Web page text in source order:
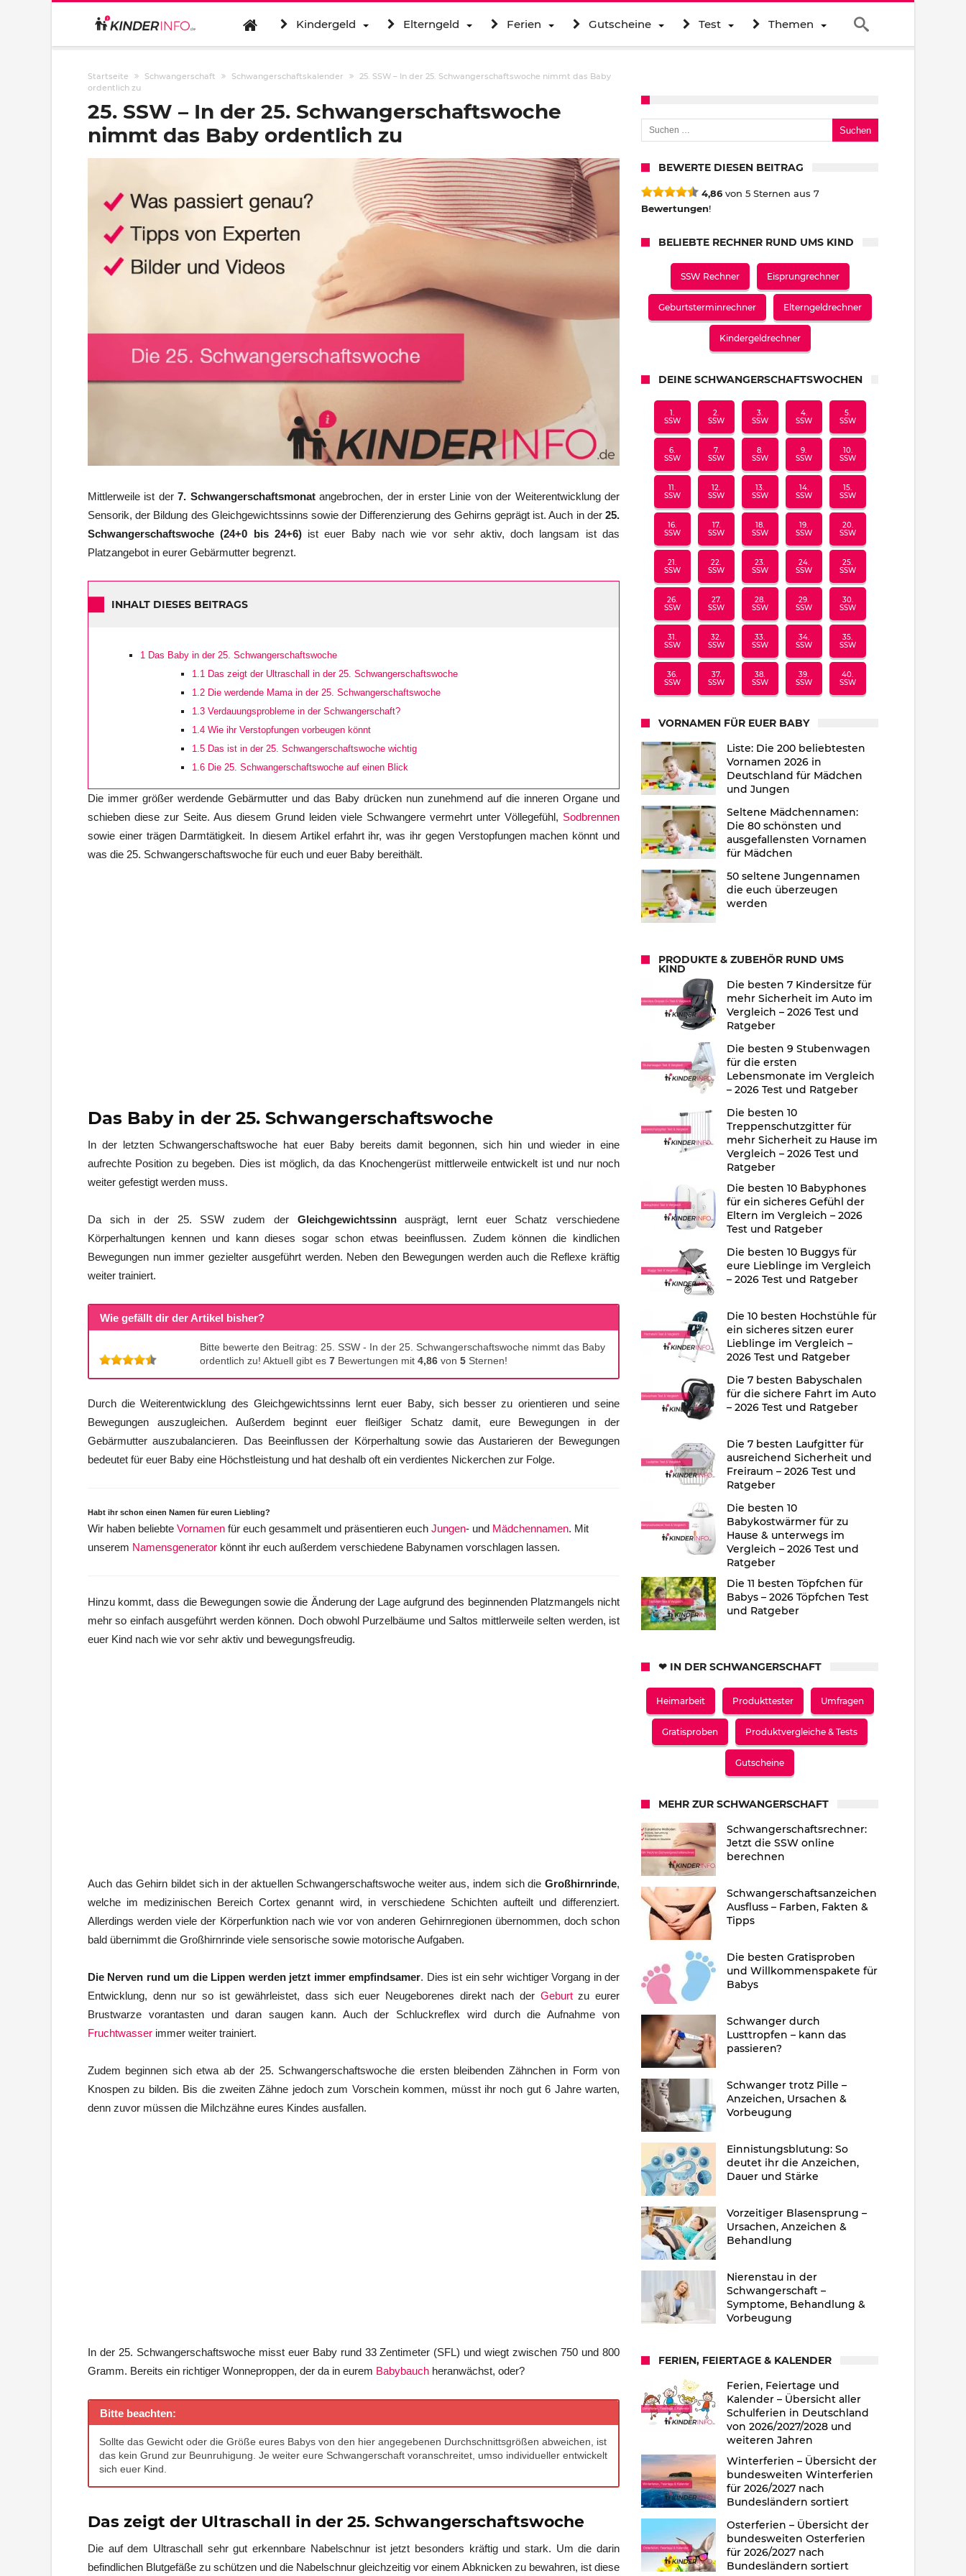
Kindergeld Elterngeld Ferien Gutscheine Test Themen
Startseite Schwangerschaft Schwangerschaftskalender
25. SSW – In der 25. Schwangerschaftswoche nimmt das Baby
ordentlich zu
25. SSW – In der 25. Schwangerschaftswoche
nimmt das Baby ordentlich zu
Mittlerweile ist der7. Schwangerschaftsmonatangebrochen, der in erster Linie von der Weiterentwicklung der
Sensorik, der Bildung des Gleichgewichtssinns sowie der Differenzierung des Gehirns geprägt ist. Auch in der 25.
Schwangerschaftswoche (24+0 bis 24+6)ist euer Baby nach wie vor sehr aktiv, doch langsam ist das
Platzangebot in eurer Gebärmutter begrenzt.
INHALT DIESES BEITRAGS
1 Das Baby in der 25. Schwangerschaftswoche
1.1 Das zeigt der Ultraschall in der 25. Schwangerschaftswoche
1.2 Die werdende Mama in der 25. Schwangerschaftswoche
1.3 Verdauungsprobleme in der Schwangerschaft?
1.4 Wie ihr Verstopfungen vorbeugen könnt
1.5 Das ist in der 25. Schwangerschaftswoche wichtig
1.6 Die 25. Schwangerschaftswoche auf einen Blick
Die immer größer werdende Gebärmutter und das Baby drücken nun zunehmend auf die inneren Organe und
schieben diese zur Seite. Aus diesem Grund leiden viele Schwangere vermehrt unter Völlegefühl, Sodbrennen
sowie einer trägen Darmtätigkeit. In diesem Artikel erfahrt ihr, was ihr gegen Verstopfungen machen könnt und
was die 25. Schwangerschaftswoche für euch und euer Baby bereithält.
Das Baby in der 25. Schwangerschaftswoche
In der letzten Schwangerschaftswoche hat euer Baby bereits damit begonnen, sich hin und wieder in eine
aufrechte Position zu begeben. Dies ist möglich, da das Knochengerüst mittlerweile entwickelt ist und nur noch
weiter gefestigt werden muss.
Da sich in der 25. SSW zudem der Gleichgewichtssinnausprägt, lernt euer Schatz verschiedene
Körperhaltungen kennen und kann dieses sogar schon etwas beeinflussen. Zudem können die kindlichen
Bewegungen nun immer gezielter ausgeführt werden. Neben den Bewegungen werden auch die Reflexe kräftig
weiter trainiert.
Wie gefällt dir der Artikel bisher?
Bitte bewerte den Beitrag: 25. SSW - In der 25. Schwangerschaftswoche nimmt das Baby
ordentlich zu! Aktuell gibt es 7 Bewertungen mit 4,86 von 5 Sternen!
Durch die Weiterentwicklung des Gleichgewichtssinns lernt euer Baby, sich besser zu orientieren und seine
Bewegungen auszugleichen. Außerdem beginnt euer fleißiger Schatz damit, eure Bewegungen in der
Gebärmutter auszubalancieren. Das Beeinflussen der Körperhaltung sowie das Austarieren der Bewegungen
bedeutet für euer Baby eine Höchstleistung und hat deshalb oft ein verdientes Nickerchen zur Folge.
Habt ihr schon einen Namen für euren Liebling?
Wir haben beliebte Vornamen für euch gesammelt und präsentieren euch Jungen- und Mädchennamen. Mit
unserem Namensgenerator könnt ihr euch außerdem verschiedene Babynamen vorschlagen lassen.
Hinzu kommt, dass die Bewegungen sowie die Änderung der Lage aufgrund des beginnenden Platzmangels nicht
mehr so einfach ausgeführt werden können. Doch obwohl Purzelbäume und Saltos mittlerweile selten werden, ist
euer Kind nach wie vor sehr aktiv und bewegungsfreudig.
Auch das Gehirn bildet sich in der aktuellen Schwangerschaftswoche weiter aus, indem sich die Großhirnrinde,
welche im medizinischen Bereich Cortex genannt wird, in verschiedene Schichten aufteilt und differenziert.
Allerdings werden viele der Körperfunktion nach wie vor von anderen Gehirnregionen übernommen, doch schon
bald übernimmt die Großhirnrinde viele sensorische sowie motorische Aufgaben.
Die Nerven rund um die Lippen werden jetzt immer empfindsamer. Dies ist ein sehr wichtiger Vorgang in der
Entwicklung, denn nur so ist gewährleistet, dass sich euer Neugeborenes direkt nach der Geburtzu eurer
Brustwarze vorantasten und daran saugen kann. Auch der Schluckreflex wird durch die Aufnahme von
Fruchtwasser immer weiter trainiert.
Zudem beginnen sich etwa ab der 25. Schwangerschaftswoche die ersten bleibenden Zähnchen in Form von
Knospen zu bilden. Bis die zweiten Zähne jedoch zum Vorschein kommen, müsst ihr noch gut 6 Jahre warten,
denn zuvor müssen die Milchzähne eures Kindes ausfallen.
In der 25. Schwangerschaftswoche misst euer Baby rund 33 Zentimeter (SFL) und wiegt zwischen 750 und 800
Gramm. Bereits ein richtiger Wonneproppen, der da in eurem Babybauch heranwächst, oder?
Bitte beachten:
Sollte das Gewicht oder die Größe eures Babys von den hier angegebenen Durchschnittsgrößen abweichen, ist
das kein Grund zur Beunruhigung. Je weiter eure Schwangerschaft voranschreitet, umso individueller entwickelt
sich euer Kind.
Das zeigt der Ultraschall in der 25. Schwangerschaftswoche
Die auf dem Ultraschall sehr gut erkennbare Nabelschnur ist jetzt besonders kräftig und stark. Um die darin
befindlichen Blutgefäße zu schützen und die Nabelschnur gleichzeitig vor einem Abknicken zu bewahren, ist diese
Suchen nach:
BEWERTE DIESEN BEITRAG
4,86 von 5 Sternen aus 7
Bewertungen!
BELIEBTE RECHNER RUND UMS KIND
SSW Rechner Eisprungrechner
Geburtsterminrechner Elterngeldrechner
Kindergeldrechner
DEINE SCHWANGERSCHAFTSWOCHEN
1.
SSW
2.
SSW
3.
SSW
4.
SSW
5.
SSW
6.
SSW
7.
SSW
8.
SSW
9.
SSW
10.
SSW
11.
SSW
12.
SSW
13.
SSW
14.
SSW
15.
SSW
16.
SSW
17.
SSW
18.
SSW
19.
SSW
20.
SSW
21.
SSW
22.
SSW
23.
SSW
24.
SSW
25.
SSW
26.
SSW
27.
SSW
28.
SSW
29.
SSW
30.
SSW
31.
SSW
32.
SSW
33.
SSW
34.
SSW
35.
SSW
36.
SSW
37.
SSW
38.
SSW
39.
SSW
40.
SSW
VORNAMEN FÜR EUER BABY
Liste: Die 200 beliebtesten
Vornamen 2026 in
Deutschland für Mädchen
und Jungen
Seltene Mädchennamen:
Die 80 schönsten und
ausgefallensten Vornamen
für Mädchen
50 seltene Jungennamen
die euch überzeugen
werden
PRODUKTE & ZUBEHÖR RUND UMS
KIND
Die besten 7 Kindersitze für
mehr Sicherheit im Auto im
Vergleich – 2026 Test und
Ratgeber
Die besten 9 Stubenwagen
für die ersten
Lebensmonate im Vergleich
– 2026 Test und Ratgeber
Die besten 10
Treppenschutzgitter für
mehr Sicherheit zu Hause im
Vergleich – 2026 Test und
Ratgeber
Die besten 10 Babyphones
für ein sicheres Gefühl der
Eltern im Vergleich – 2026
Test und Ratgeber
Die besten 10 Buggys für
eure Lieblinge im Vergleich
– 2026 Test und Ratgeber
Die 10 besten Hochstühle für
ein sicheres sitzen eurer
Lieblinge im Vergleich –
2026 Test und Ratgeber
Die 7 besten Babyschalen
für die sichere Fahrt im Auto
– 2026 Test und Ratgeber
Die 7 besten Laufgitter für
ausreichend Sicherheit und
Freiraum – 2026 Test und
Ratgeber
Die besten 10
Babykostwärmer für zu
Hause & unterwegs im
Vergleich – 2026 Test und
Ratgeber
Die 11 besten Töpfchen für
Babys – 2026 Töpfchen Test
und Ratgeber
❤ IN DER SCHWANGERSCHAFT
Heimarbeit Produkttester Umfragen
Gratisproben Produktvergleiche & Tests
Gutscheine
MEHR ZUR SCHWANGERSCHAFT
Schwangerschaftsrechner:
Jetzt die SSW online
berechnen
Schwangerschaftsanzeichen
Ausfluss – Farben, Fakten &
Tipps
Die besten Gratisproben
und Willkommenspakete für
Babys
Schwanger durch
Lusttropfen – kann das
passieren?
Schwanger trotz Pille –
Anzeichen, Ursachen &
Vorbeugung
Einnistungsblutung: So
deutet ihr die Anzeichen,
Dauer und Stärke
Vorzeitiger Blasensprung –
Ursachen, Anzeichen &
Behandlung
Nierenstau in der
Schwangerschaft –
Symptome, Behandlung &
Vorbeugung
FERIEN, FEIERTAGE & KALENDER
Ferien, Feiertage und
Kalender – Übersicht aller
Schulferien in Deutschland
von 2026/2027/2028 und
weiteren Jahren
Winterferien – Übersicht der
bundesweiten Winterferien
für 2026/2027 nach
Bundesländern sortiert
Osterferien – Übersicht der
bundesweiten Osterferien
für 2026/2027 nach
Bundesländern sortiert